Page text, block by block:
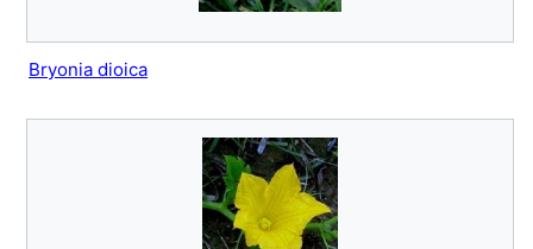
Bryonia dioica